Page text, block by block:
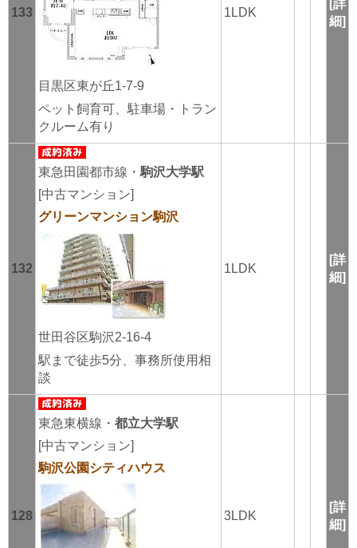
133
目黒区東が丘1-7-9
ペット飼育可、駐車場・トラン
クルーム有り
1LDK
[詳
細]
132
東急田園都市線・ 駒沢大学駅
[中古マンション]
グリーンマンション駒沢
世田谷区駒沢2-16-4
駅まで徒歩5分、事務所使用相
談
1LDK
[詳
細]
128
東急東横線・ 都立大学駅
[中古マンション]
駒沢公園シティハウス
3LDK
[詳
細]